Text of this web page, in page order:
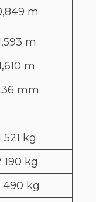
m
m
m
mm
521 kg
190 kg
490 kg